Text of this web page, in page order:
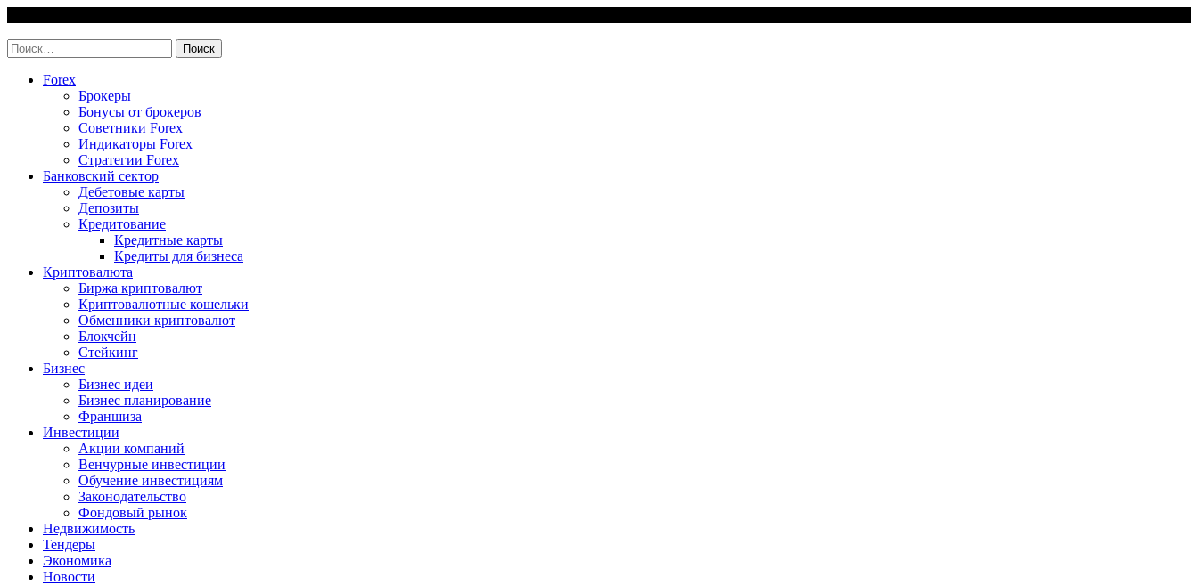
content
Найти:
Forex
Брокеры
Бонусы от брокеров
Советники Forex
Индикаторы Forex
Стратегии Forex
Банковский сектор
Дебетовые карты
Депозиты
Кредитование
Кредитные карты
Кредиты для бизнеса
Криптовалюта
Биржа криптовалют
Криптовалютные кошельки
Обменники криптовалют
Блокчейн
Стейкинг
Бизнес
Бизнес идеи
Бизнес планирование
Франшиза
Инвестиции
Акции компаний
Венчурные инвестиции
Обучение инвестициям
Законодательство
Фондовый рынок
Недвижимость
Тендеры
Экономика
Новости